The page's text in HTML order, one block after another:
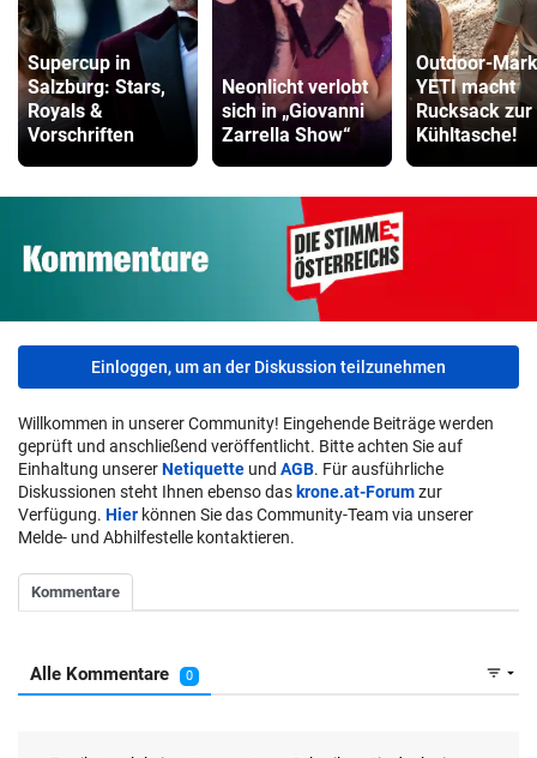
Supercup in
Salzburg: Stars,
Royals &
Vorschriften
Neonlicht verlobt
sich in „Giovanni
Zarrella Show“
Outdoor-
YETI macht
Rucksack zur
Kühltasche!
Einloggen, um an der Diskussion teilzunehmen
Willkommen in unserer Community! Eingehende Beiträge werden
geprüft und anschließend veröffentlicht. Bitte achten Sie auf
Einhaltung unsererNetiquette und AGB. Für ausführliche
Diskussionen steht Ihnen ebenso das krone.at-Forumzur
Verfügung. Hier können Sie das Community-Team via unserer
Melde- und Abhilfestelle kontaktieren.